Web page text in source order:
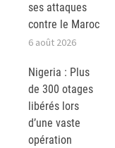
ses attaques
contre le Maroc
6 août 2026
Nigeria : Plus
de 300 otages
libérés lors
d’une vaste
opération